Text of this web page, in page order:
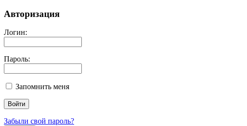
Авторизация
Логин:
Пароль:
Запомнить меня
Забыли свой пароль?